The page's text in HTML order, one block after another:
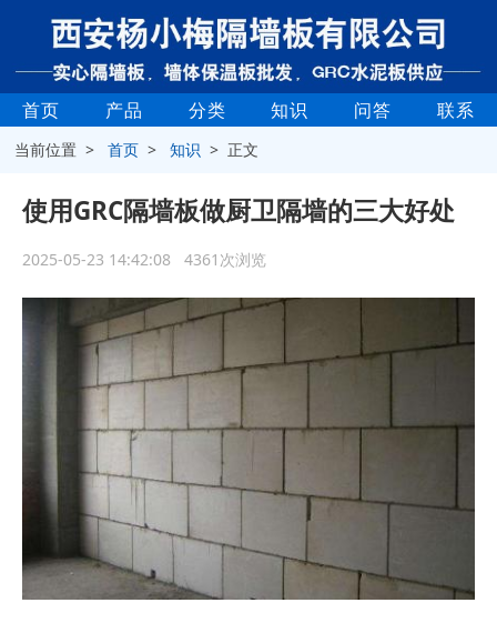
首页 产品 分类 知识 问答 联系
当前位置 >首页 >知识 > 正文
使用GRC隔墙板做厨卫隔墙的三大好处
2025-05-23 14:42:08 4361次浏览